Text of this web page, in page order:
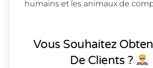
humains et les animaux de
Vous Souhaitez
De Clients ?